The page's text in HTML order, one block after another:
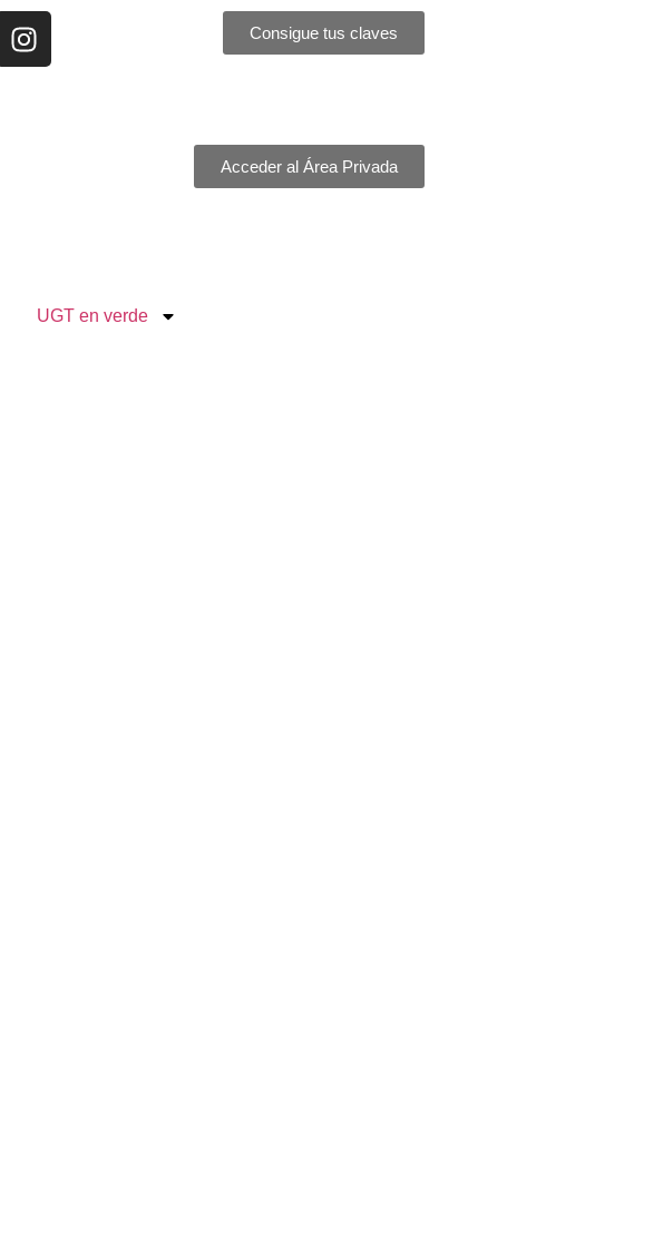
Consigue tus claves
Acceder al Área Privada
UGT en verde